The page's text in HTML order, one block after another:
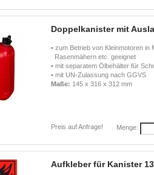
Doppelkanister mit
• zum Betrieb von Kleinmotoren in
Rasenmähern etc. geeignet
• mit separatem Ölbehälter für
• mit UN-Zulassung nach GGVS
Maße: 145 x 316 x 312 mm
Preis auf Anfrage! Menge:
Aufkleber für Kanister